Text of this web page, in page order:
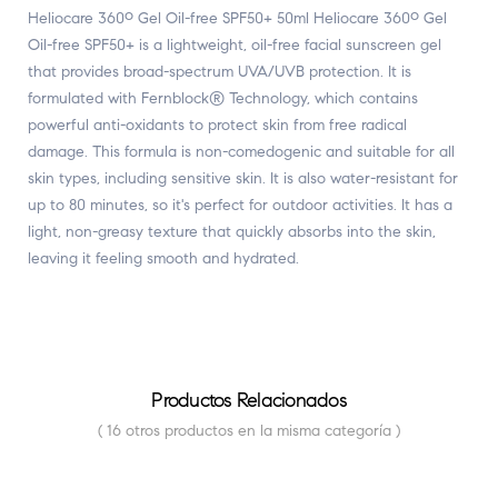
Heliocare 360º Gel Oil-free SPF50+ 50ml Heliocare 360º Gel
Oil-free SPF50+ is a lightweight, oil-free facial sunscreen gel
that provides broad-spectrum UVA/UVB protection. It is
formulated with Fernblock® Technology, which contains
powerful anti-oxidants to protect skin from free radical
damage. This formula is non-comedogenic and suitable for all
skin types, including sensitive skin. It is also water-resistant for
up to 80 minutes, so it's perfect for outdoor activities. It has a
light, non-greasy texture that quickly absorbs into the skin,
leaving it feeling smooth and hydrated.
Productos Relacionados
( 16 otros productos en la misma categoría )